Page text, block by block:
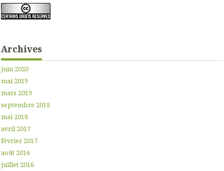
Archives
juin 2020
mai 2019
mars 2019
septembre 2018
mai 2018
avril 2017
février 2017
août 2016
juillet 2016